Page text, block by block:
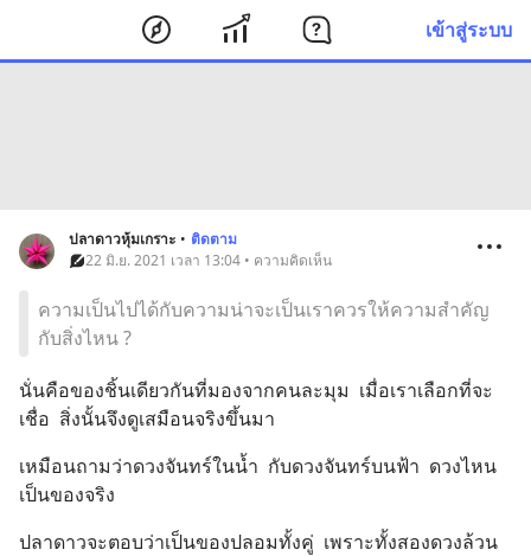
เข้าสู่ระบบ
ปลาดาวหุ้มเกราะ • ติดตาม
22 มิ.ย. 2021 เวลา 13:04 • ความคิดเห็น
ความเป็นไปได้กับความน่าจะเป็นเราควรให้ความสำคัญ
กับสิ่งไหน ?
นั่นคือของชิ้นเดียวกันที่มองจากคนละมุม  เมื่อเราเลือกที่จะ
เชื่อ  สิ่งนั้นจึงดูเสมือนจริงขึ้นมา
เหมือนถามว่าดวงจันทร์ในน้ำ  กับดวงจันทร์บนฟ้า  ดวงไหน
เป็นของจริง
ปลาดาวจะตอบว่าเป็นของปลอมทั้งคู่  เพราะทั้งสองดวงล้วน